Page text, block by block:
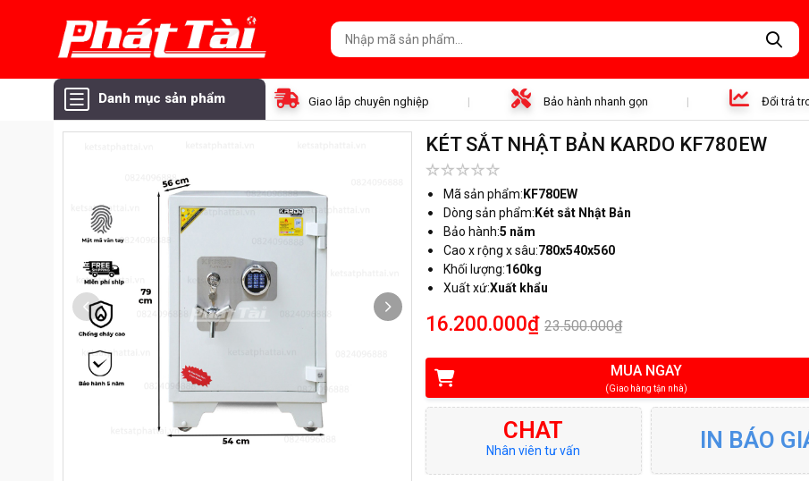
Danh mục sản phẩm Giao lắp chuyên nghiệp Bảo hành nhanh gọn Đổi trả
KÉT SẮT NHẬT BẢN KARDO KF780EW
Mã sản phẩm: KF780EW
Dòng sản phẩm: Két sắt Nhật Bản
Bảo hành:5 năm
Cao x rộng x sâu:780x540x560
Khối lượng:160kg
Xuất xứ:Xuất khẩu
16.200.000₫ 23.500.000₫
MUA NGAY
(Giao hàng tận nhà)
CHAT
Nhân viên tư vấn IN BÁO